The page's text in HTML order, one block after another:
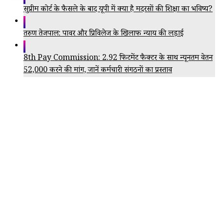
सुप्रीम कोर्ट के फैसले के बाद यूपी में क्या है मदरसों की शिक्षा का भविष्य?
तरुण तेजपाल: पावर और प्रिविलेज के खिलाफ न्याय की लड़ाई
8th Pay Commission: 2.92 फिटमेंट फैक्टर के साथ न्यूनतम वेतन
₹52,000 करने की मांग, जानें कर्मचारी संगठनों का प्रस्ताव